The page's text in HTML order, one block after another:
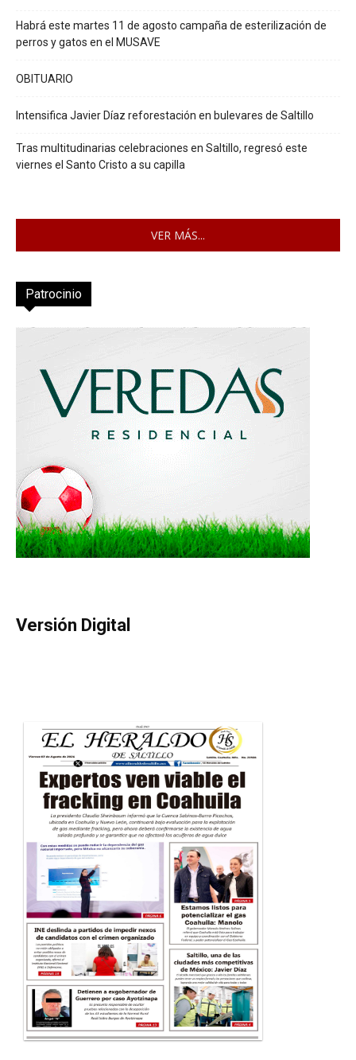
Habrá este martes 11 de agosto campaña de esterilización de
perros y gatos en el MUSAVE
OBITUARIO
Intensifica Javier Díaz reforestación en bulevares de Saltillo
Tras multitudinarias celebraciones en Saltillo, regresó este
viernes el Santo Cristo a su capilla
VER MÁS...
Patrocinio
Versión Digital